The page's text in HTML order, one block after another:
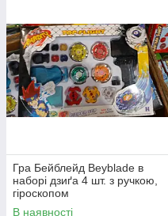
Гра Бейблейд Beyblade в
наборі дзиґа 4 шт. з ручкою,
гіроскопом
В наявності